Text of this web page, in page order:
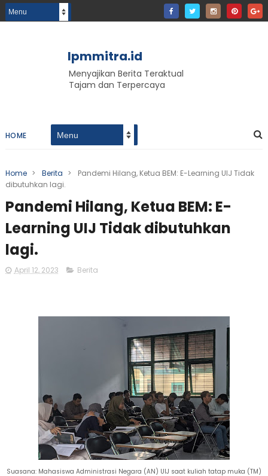
lpmmitra.id
Menyajikan Berita Teraktual
Tajam dan Terpercaya
HOME
Home > Berita >
Pandemi Hilang, Ketua BEM: E-Learning UIJ Tidak
dibutuhkan lagi.
Pandemi Hilang, Ketua BEM: E-
Learning UIJ Tidak dibutuhkan
lagi.
April 12, 2023 Berita
Suasana: Mahasiswa Administrasi Negara (AN) UIJ saat kuliah tatap muka (TM)